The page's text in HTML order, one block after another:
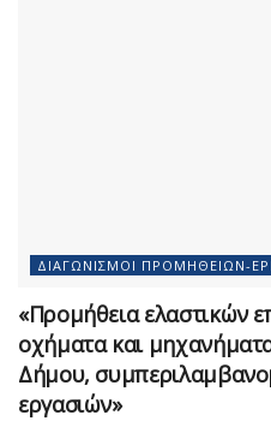
ΔΙΑΓΩΝΙΣΜΟΊ ΠΡΟΜΗΘΕΙΏΝ-
«Προμήθεια ελαστικών
οχήματα και
Δήμου,
εργασιών»